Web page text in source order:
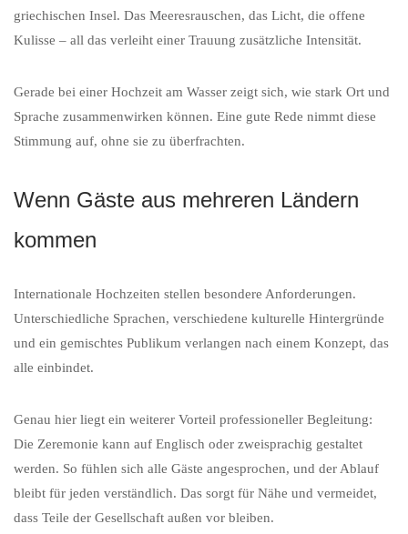
griechischen Insel. Das Meeresrauschen, das Licht, die offene
Kulisse – all das verleiht einer Trauung zusätzliche Intensität.
Gerade bei einer Hochzeit am Wasser zeigt sich, wie stark Ort und
Sprache zusammenwirken können. Eine gute Rede nimmt diese
Stimmung auf, ohne sie zu überfrachten.
Wenn Gäste aus mehreren Ländern
kommen
Internationale Hochzeiten stellen besondere Anforderungen.
Unterschiedliche Sprachen, verschiedene kulturelle Hintergründe
und ein gemischtes Publikum verlangen nach einem Konzept, das
alle einbindet.
Genau hier liegt ein weiterer Vorteil professioneller Begleitung:
Die Zeremonie kann auf Englisch oder zweisprachig gestaltet
werden. So fühlen sich alle Gäste angesprochen, und der Ablauf
bleibt für jeden verständlich. Das sorgt für Nähe und vermeidet,
dass Teile der Gesellschaft außen vor bleiben.